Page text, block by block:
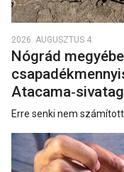
2026. AUGUSZTUS 4.
Nógrád
Erre senki nem számított.